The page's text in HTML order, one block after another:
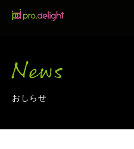
News
おしらせ